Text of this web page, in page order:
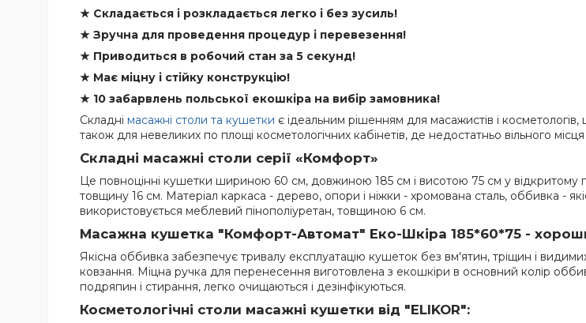
★ Складається і розкладається легко і без зусиль!
★ Зручна для проведення процедур і перевезення!
★ Приводиться в робочий стан за 5 секунд!
★ Має міцну і стійку конструкцію!
★ 10 забарвлень польської екошкіра на вибір замовника!
Складні масажні столи та кушетки є ідеальним рішенням для масажистів і
також для невеликих по площі косметологічних кабінетів, де недостатньо вільного
Складні масажні столи серії «Комфорт»
Це повноцінні кушетки шириною 60 см, довжиною 185 см і висотою 75 см у відкритому
товщину 16 см. Матеріал каркаса - дерево, опори і ніжки - хромована сталь, оббивка -
використовується меблевий пінополіуретан, товщиною 6 см.
Масажна кушетка "Комфорт-Автомат" Еко-Шкіра 185*60*75 -
Якісна оббивка забезпечує тривалу експлуатацію кушеток без вм'ятин, тріщин і
ковзання. Міцна ручка для перенесення виготовлена з екошкіри в основний колір
подряпин і стирання, легко очищаються і дезінфікуються.
Косметологічні столи масажні кушетки від "ELIKOR":